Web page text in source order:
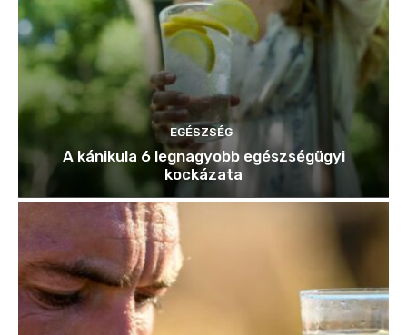
EGÉSZSÉG
A kánikula 6 legnagyobb egészségügyi
kockázata